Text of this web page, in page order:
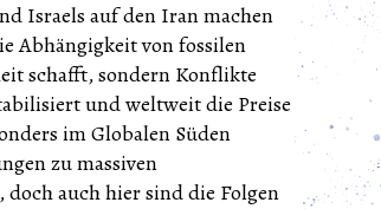
Israels auf den Iran machen
Abhängigkeit von fossilen
schafft, sondern Konflikte
und weltweit die Preise
im Globalen Süden
zu massiven
doch auch hier sind die Folgen